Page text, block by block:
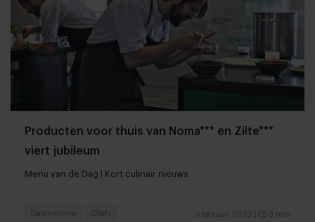
Producten voor thuis van Noma*** en Zilte***
viert jubileum
Menu van de Dag | Kort culinair nieuws
3 februari 2022 3 min
Gastronomie Chefs